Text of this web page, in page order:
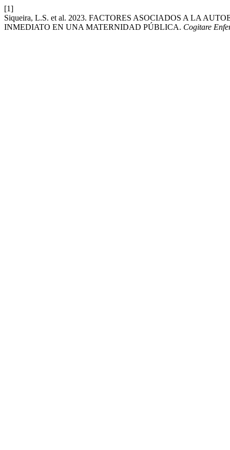
[1]
Siqueira, L.S. et al. 2023. FACTORES ASOCIADOS A LA
INMEDIATO EN UNA MATERNIDAD PÚBLICA. Cogitare